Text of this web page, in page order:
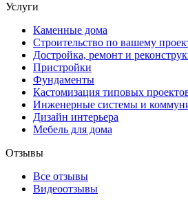
Услуги
Каменные дома
Строительство по вашему
Достройка, ремонт и
Пристройки
Фундаменты
Кастомизация типовых
Инженерные системы и
Дизайн интерьера
Мебель для дома
Отзывы
Все отзывы
Видеоотзывы